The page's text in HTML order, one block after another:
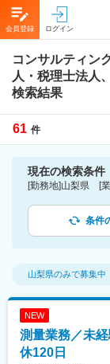
会員登録 ログイン
コンサルティン
人・税理士法人
検索結果
61 件
現在の検索条件
条件
山梨県のみで募集中
NEW
測量業務／未
休120日